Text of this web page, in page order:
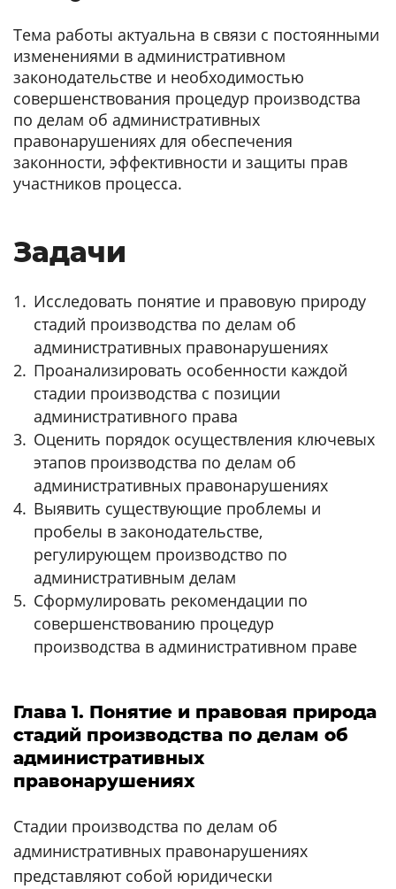
Тема работы актуальна в связи с постоянными
изменениями в административном
законодательстве и необходимостью
совершенствования процедур производства
по делам об административных
правонарушениях для обеспечения
законности, эффективности и защиты прав
участников процесса.
Задачи
Исследовать понятие и правовую природу
стадий производства по делам об
административных правонарушениях
Проанализировать особенности каждой
стадии производства с позиции
административного права
Оценить порядок осуществления ключевых
этапов производства по делам об
административных правонарушениях
Выявить существующие проблемы и
пробелы в законодательстве,
регулирующем производство по
административным делам
Сформулировать рекомендации по
совершенствованию процедур
производства в административном праве
Глава 1. Понятие и правовая природа
стадий производства по делам об
административных
правонарушениях
Стадии производства по делам об
административных правонарушениях
представляют собой юридически